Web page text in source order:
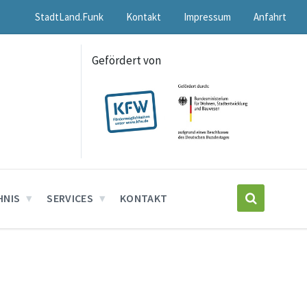
StadtLand.Funk Kontakt Impressum Anfahrt
Gefördert von
SERVICES KONTAKT